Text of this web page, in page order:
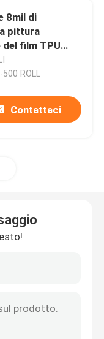
TPU
8mil di
pittura
film TPU
colla
ROLL
Contattaci